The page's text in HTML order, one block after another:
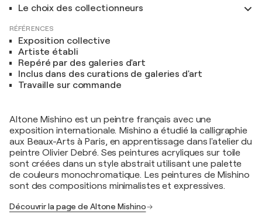
Le choix des collectionneurs
RÉFÉRENCES
Exposition collective
Artiste établi
Repéré par des galeries d'art
Inclus dans des curations de galeries d'art
Travaille sur commande
Altone Mishino est un peintre français avec une
exposition internationale. Mishino a étudié la calligraphie
aux Beaux-Arts à Paris, en apprentissage dans l'atelier du
peintre Olivier Debré. Ses peintures acryliques sur toile
sont créées dans un style abstrait utilisant une palette
de couleurs monochromatique. Les peintures de Mishino
sont des compositions minimalistes et expressives.
Découvrir la page de Altone Mishino